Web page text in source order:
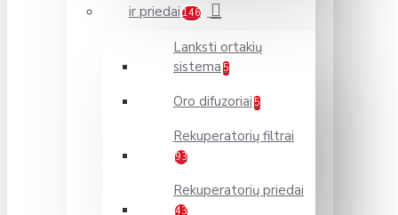
ir priedai 146
Lanksti ortakių
sistema 5
Oro difuzoriai 5
Rekuperatorių filtrai
93
Rekuperatorių priedai
43